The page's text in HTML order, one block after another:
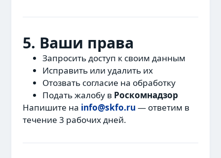
5. Ваши права
Запросить доступ к своим данным
Исправить или удалить их
Отозвать согласие на обработку
Подать жалобу в Роскомнадзор
Напишите на info@skfo.ru — ответим в
течение 3 рабочих дней.